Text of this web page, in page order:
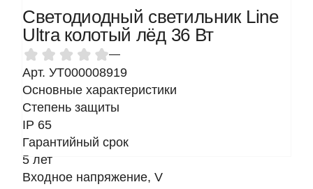
Светодиодный светильник Line
Ultra колотый лёд 36 Вт
—
Арт. УТ000008919
Основные характеристики
Степень защиты
IP 65
Гарантийный срок
5 лет
Входное напряжение, V